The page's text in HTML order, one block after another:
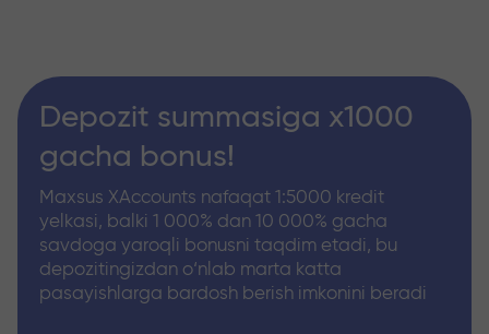
Depozit summasiga x1000
gacha bonus!
Maxsus XAccounts nafaqat 1:5000 kredit
yelkasi, balki 1 000% dan 10 000% gacha
savdoga yaroqli bonusni taqdim etadi, bu
depozitingizdan o‘nlab marta katta
pasayishlarga bardosh berish imkonini beradi